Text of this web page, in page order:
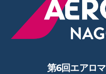
第6回エアロ